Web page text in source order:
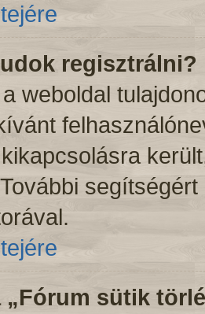
regisztrálni?
weboldal
„Fórum sütik